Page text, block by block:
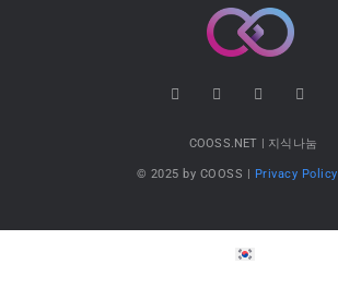
COOSS.NET | 지식나눔
© 2025 by COOSS | Privacy Policy